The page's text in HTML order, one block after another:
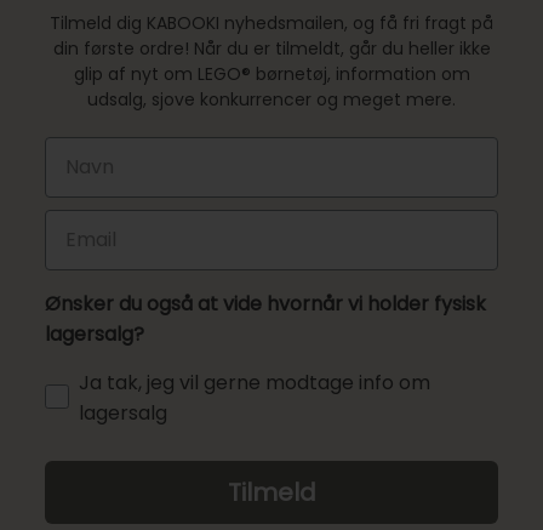
FORTRYD DIN ORDRE
RETURNERING
Tilmeld dig KABOOKI nyhedsmailen, og få fri fragt på
din første ordre! Når du er tilmeldt, går du heller ikke
glip af nyt om LEGO® børnetøj, information om
udsalg, sjove konkurrencer og meget mere.
Ønsker du også at vide hvornår vi holder fysisk
lagersalg?
Ja tak, jeg vil gerne modtage info om
lagersalg
Tilmeld